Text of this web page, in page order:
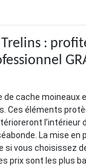
:
de cache moineaux
Ces éléments
l’intérieur
La mise en
si vous choisissez
prix sont les plus